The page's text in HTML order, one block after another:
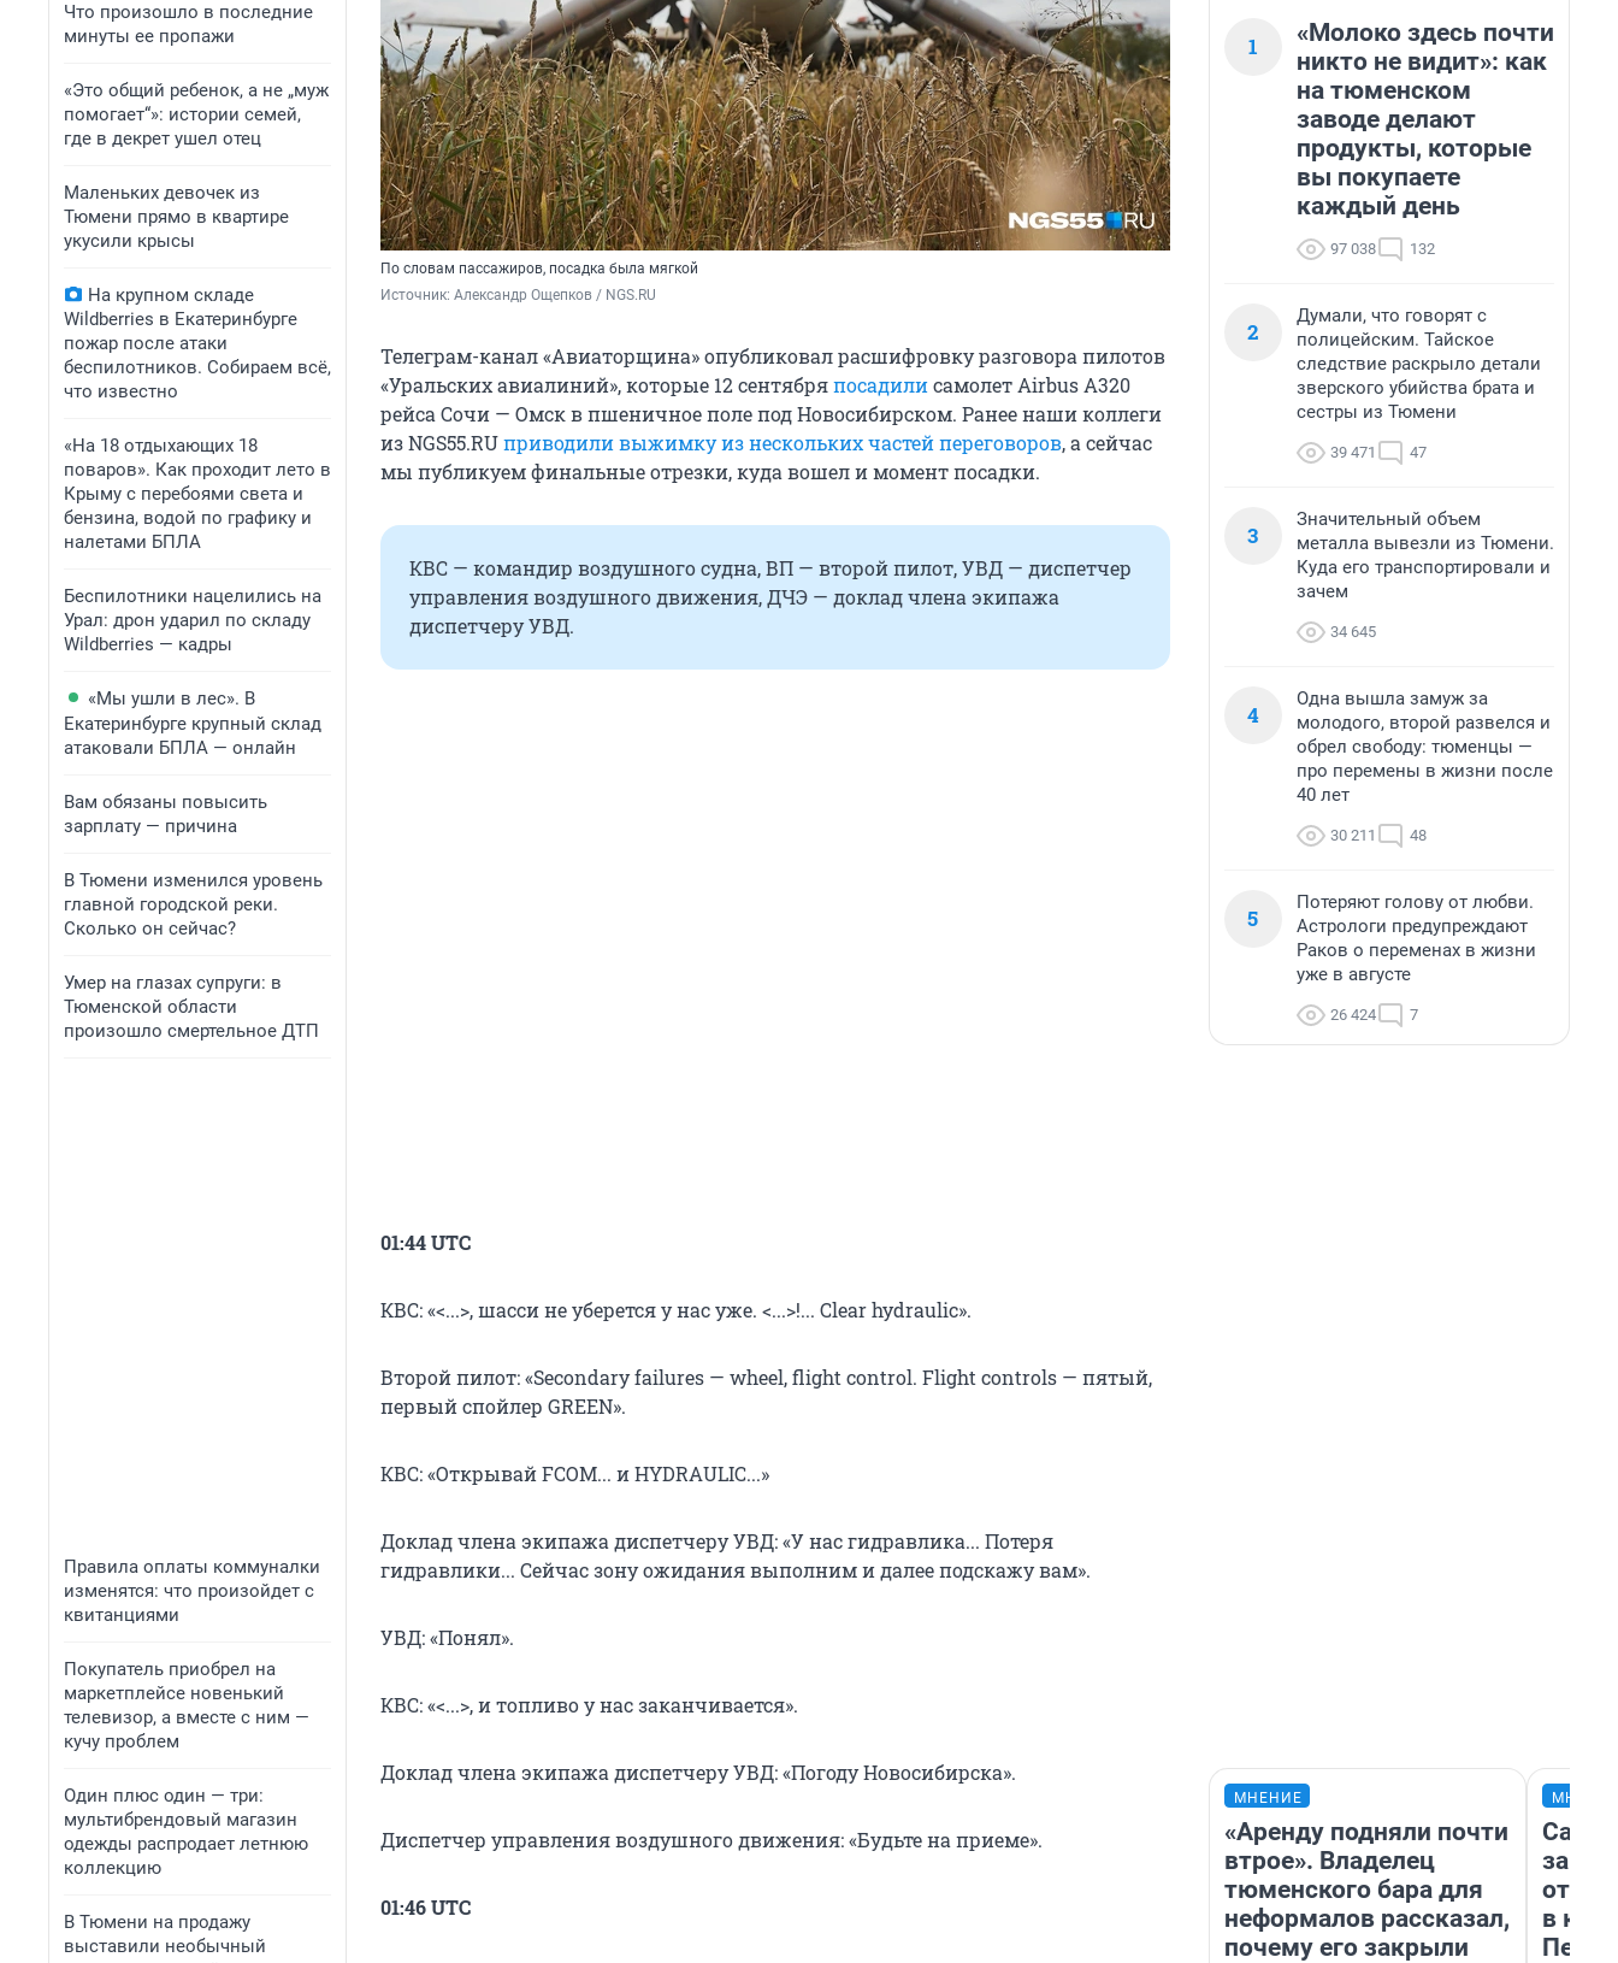
Что произошло в последние
минуты ее пропажи
«Это общий ребенок, а не „муж
помогает“»: истории семей,
где в декрет ушел отец
Маленьких девочек из
Тюмени прямо в квартире
укусили крысы
На крупном складе
Wildberries в Екатеринбурге
пожар после атаки
беспилотников. Собираем всё,
что известно
«На 18 отдыхающих 18
поваров». Как проходит лето в
Крыму с перебоями света и
бензина, водой по графику и
налетами БПЛА
Беспилотники нацелились на
Урал: дрон ударил по складу
Wildberries — кадры
«Мы ушли в лес». В
Екатеринбурге крупный склад
атаковали БПЛА — онлайн
Вам обязаны повысить
зарплату — причина
В Тюмени изменился уровень
главной городской реки.
Сколько он сейчас?
Умер на глазах супруги: в
Тюменской области
произошло смертельное ДТП
Правила оплаты коммуналки
изменятся: что произойдет с
квитанциями
Покупатель приобрел на
маркетплейсе новенький
телевизор, а вместе с ним —
кучу проблем
Один плюс один — три:
мультибрендовый магазин
одежды распродает летнюю
коллекцию
В Тюмени на продажу
выставили необычный
По словам пассажиров, посадка была мягкой
Источник: Александр Ощепков / NGS.RU
Телеграм-канал «Авиаторщина» опубликовал расшифровку разговора пилотов
«Уральских авиалиний», которые 12 сентябряпосадилисамолет Airbus A320
рейса Сочи — Омск в пшеничное поле под Новосибирском. Ранее наши коллеги
из NGS55.RUприводили выжимку из нескольких частей переговоров, а сейчас
мы публикуем финальные отрезки, куда вошел и момент посадки.
КВС — командир воздушного судна, ВП — второй пилот, УВД — диспетчер
управления воздушного движения, ДЧЭ — доклад члена экипажа
диспетчеру УВД.
01:44 UTC
КВС: «<...>, шасси не уберется у нас уже. <...>!... Clear hydraulic».
Второй пилот: «Secondary failures — wheel, flight control. Flight controls — пятый,
первый спойлер GREEN».
КВС: «Открывай FCOM... и HYDRAULIC...»
Доклад члена экипажа диспетчеру УВД: «У нас гидравлика... Потеря
гидравлики... Сейчас зону ожидания выполним и далее подскажу вам».
УВД: «Понял».
КВС: «<...>, и топливо у нас заканчивается».
Доклад члена экипажа диспетчеру УВД: «Погоду Новосибирска».
Диспетчер управления воздушного движения: «Будьте на приеме».
01:46 UTC
1
«Молоко здесь почти
никто не видит»: как
на тюменском
заводе делают
продукты, которые
вы покупаете
каждый день
97 038 132
2
Думали, что говорят с
полицейским. Тайское
следствие раскрыло детали
зверского убийства брата и
сестры из Тюмени
39 471 47
3
Значительный объем
металла вывезли из Тюмени.
Куда его транспортировали и
зачем
34 645
4
Одна вышла замуж за
молодого, второй развелся и
обрел свободу: тюменцы —
про перемены в жизни после
40 лет
30 211 48
5
Потеряют голову от любви.
Астрологи предупреждают
Раков о переменах в жизни
уже в августе
26 424 7
МНЕНИЕ
«Аренду подняли почти
втрое». Владелец
тюменского бара для
неформалов рассказал,
почему его закрыли
в